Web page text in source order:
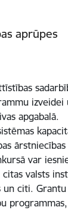
aprūpes
izveidei
apgabalā.
ārstniecības
var
valsts
un citi. Grantu